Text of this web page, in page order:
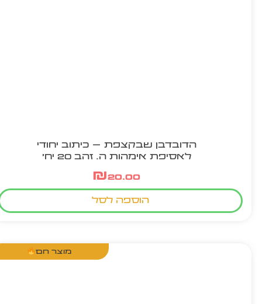
הדובדבן שבקצפת – כיתוב יחודי
לאסיפת אימהות ה. זהב 20 יח'
₪20.00
הוספה לסל
מוצר חם